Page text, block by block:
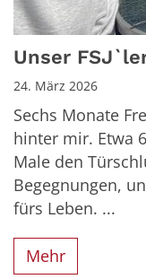
Unser
24. März 2026
Sechs Monate
hinter mir. Etwa
Male den
Begegnungen,
fürs Leben. ...
Mehr